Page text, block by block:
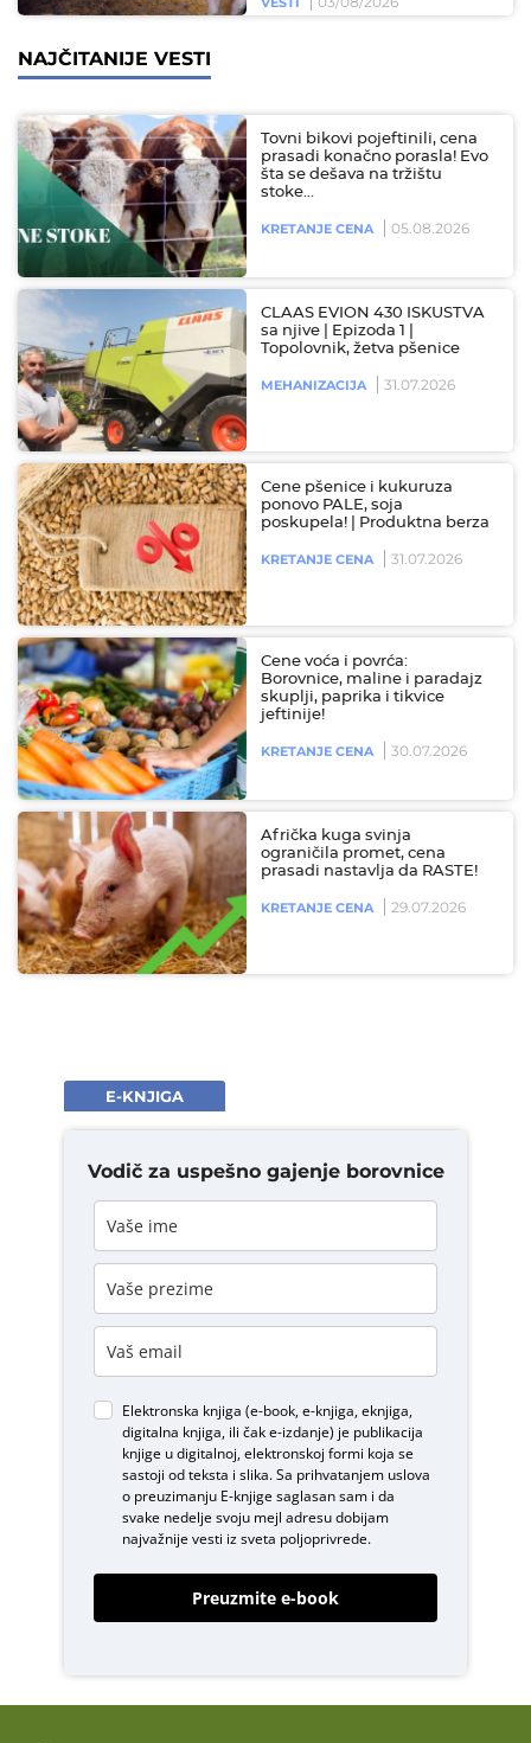
NAJČITANIJE VESTI
Tovni bikovi pojeftinili, cena
prasadi konačno porasla! Evo
šta se dešava na tržištu
stoke…
KRETANJE CENA 05.08.2026
CLAAS EVION 430 ISKUSTVA
sa njive | Epizoda 1 |
Topolovnik, žetva pšenice
MEHANIZACIJA 31.07.2026
Cene pšenice i kukuruza
ponovo PALE, soja
poskupela! | Produktna berza
KRETANJE CENA 31.07.2026
Cene voća i povrća:
Borovnice, maline i paradajz
skuplji, paprika i tikvice
jeftinije!
KRETANJE CENA 30.07.2026
Afrička kuga svinja
ograničila promet, cena
prasadi nastavlja da RASTE!
KRETANJE CENA 29.07.2026
E-KNJIGA
Vodič za uspešno gajenje borovnice
Elektronska knjiga (e-book, e-knjiga, eknjiga,
digitalna knjiga, ili čak e-izdanje) je publikacija
knjige u digitalnoj, elektronskoj formi koja se
sastoji od teksta i slika. Sa prihvatanjem uslova
o preuzimanju E-knjigesaglasan sam i da
svake nedelje svoju mejl adresu dobijam
najvažnije vesti iz sveta poljoprivrede.
Preuzmite e-book